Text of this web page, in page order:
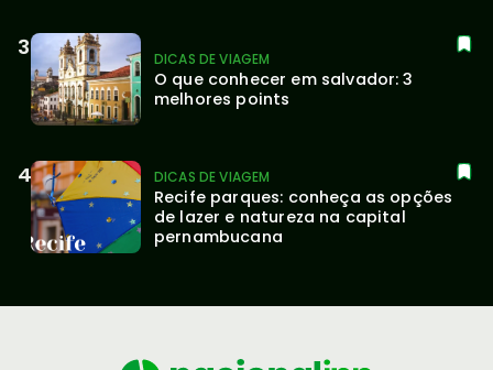
DICAS DE VIAGEM
O que conhecer em salvador: 3
melhores points
DICAS DE VIAGEM
Recife parques: conheça as opções
de lazer e natureza na capital
pernambucana